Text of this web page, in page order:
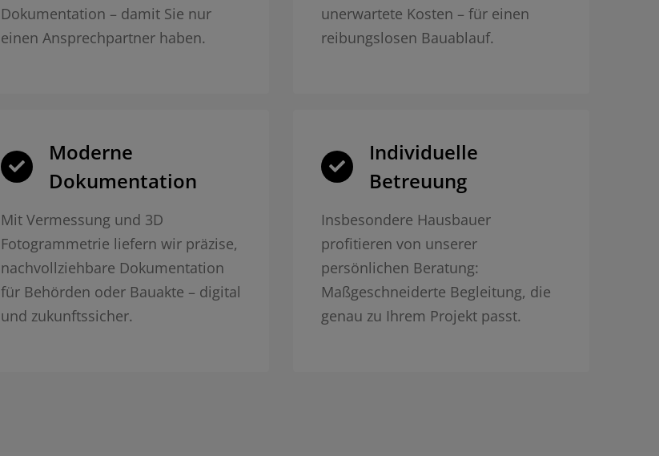
Dokumentation – damit Sie nur
einen Ansprechpartner haben.
unerwartete Kosten – für einen
reibungslosen Bauablauf.
Moderne
Dokumentation
Mit Vermessung und 3D
Fotogrammetrie liefern wir präzise,
nachvollziehbare Dokumentation
für Behörden oder Bauakte – digital
und zukunftssicher.
Individuelle
Betreuung
Insbesondere Hausbauer
profitieren von unserer
persönlichen Beratung:
Maßgeschneiderte Begleitung, die
genau zu Ihrem Projekt passt.